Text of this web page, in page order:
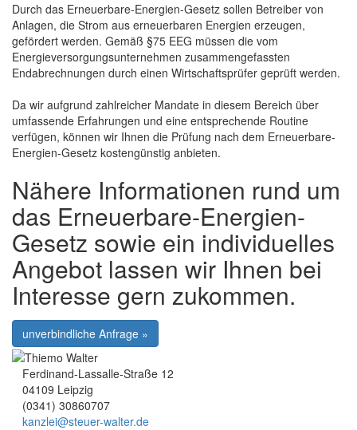
Durch das Erneuerbare-Energien-Gesetz sollen Betreiber von
Anlagen, die Strom aus erneuerbaren Energien erzeugen,
gefördert werden. Gemäß §75 EEG müssen die vom
Energieversorgungsunternehmen zusammengefassten
Endabrechnungen durch einen Wirtschaftsprüfer geprüft werden.
Da wir aufgrund zahlreicher Mandate in diesem Bereich über
umfassende Erfahrungen und eine entsprechende Routine
verfügen, können wir Ihnen die Prüfung nach dem Erneuerbare-
Energien-Gesetz kostengünstig anbieten.
Nähere Informationen rund um
das Erneuerbare-Energien-
Gesetz sowie ein individuelles
Angebot lassen wir Ihnen bei
Interesse gern zukommen.
unverbindliche Anfrage »
Ferdinand-Lassalle-Straße 12
04109 Leipzig
(0341) 30860707
kanzlei@steuer-walter.de